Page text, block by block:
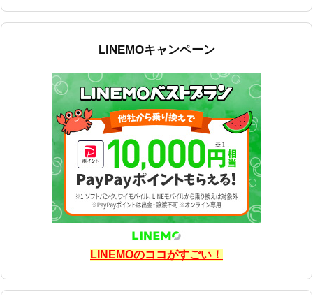
LINEMOキャンペーン
LINEMOのココがすごい！